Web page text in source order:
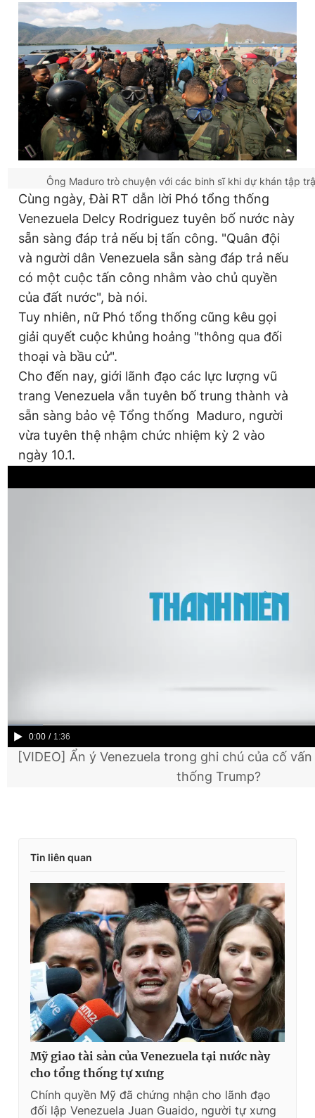
Ông Maduro trò chuyện với các binh sĩ khi dự khán tập
Cùng ngày, Đài RT dẫn lời Phó tổng thống
Venezuela Delcy Rodriguez tuyên bố nước này
sẵn sàng đáp trả nếu bị tấn công. "Quân đội
và người dân Venezuela sẵn sàng đáp trả nếu
có một cuộc tấn công nhằm vào chủ quyền
của đất nước", bà nói.
Tuy nhiên, nữ Phó tổng thống cũng kêu gọi
giải quyết cuộc khủng hoảng "thông qua đối
thoại và bầu cử".
Cho đến nay, giới lãnh đạo các lực lượng vũ
trang Venezuela vẫn tuyên bố trung thành và
sẵn sàng bảo vệ Tổng thống Maduro, người
vừa tuyên thệ nhậm chức nhiệm kỳ 2 vào
ngày 10.1.
Current
Time
0:00 / Duration
1:36
[VIDEO] Ẩn ý Venezuela trong ghi chú của cố
thống Trump?
Tin liên quan
Mỹ giao tài sản của Venezuela tại nước này
cho tổng thống tự xưng
Chính quyền Mỹ đã chứng nhận cho lãnh đạo
đối lập Venezuela Juan Guaido, người tự xưng